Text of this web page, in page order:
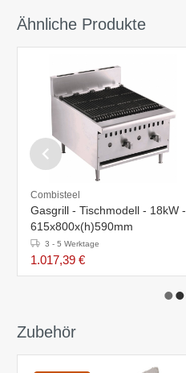
Ähnliche Produkte
Combisteel
Gasgrill - Tischmodell - 18kW -
615x800x(h)590mm
3 - 5 Werktage
1.017,39 €
Zubehör